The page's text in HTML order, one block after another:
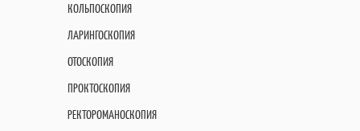
КОЛЬПОСКОПИЯ
ЛАРИНГОСКОПИЯ
ОТОСКОПИЯ
ПРОКТОСКОПИЯ
РЕКТОРОМАНОСКОПИЯ